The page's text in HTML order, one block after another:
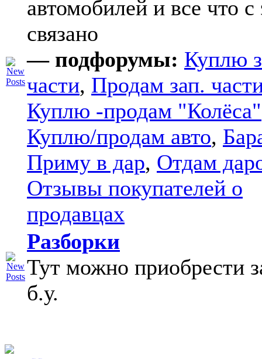
автомобилей и все что с
связано
— подфорумы: Куплю
части, Продам зап.
Куплю -продам "Колёса"
Куплю/продам авто,
Приму в дар, Отдам
Отзывы покупателей о
продавцах
Разборки
Тут можно приобрести
б.у.